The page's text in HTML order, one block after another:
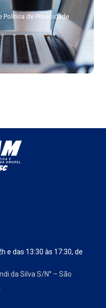
Política de Privacidade
e das 13:30 às 17:30, de
da Silva S/N° – São